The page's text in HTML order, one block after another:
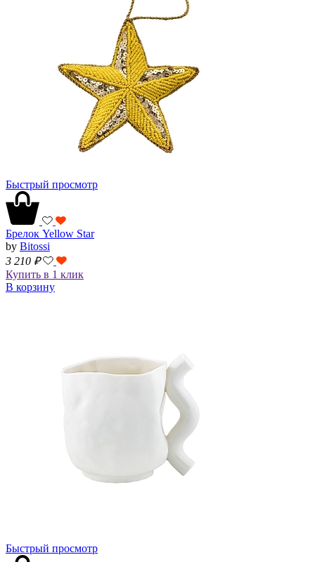
Быстрый просмотр
Брелок Yellow Star
by Bitossi
3 210 ₽
Купить в 1 клик
В корзину
Быстрый просмотр